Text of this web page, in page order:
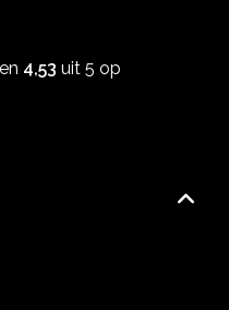
4,53 uit 5 op